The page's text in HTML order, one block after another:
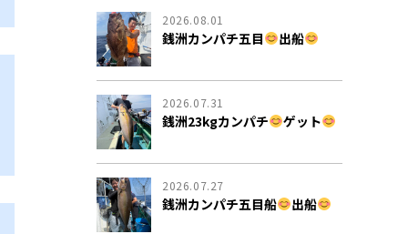
2026.08.01
銭洲カンパチ五目 出船
2026.07.31
銭洲23kgカンパチ ゲット
2026.07.27
銭洲カンパチ五目船 出船